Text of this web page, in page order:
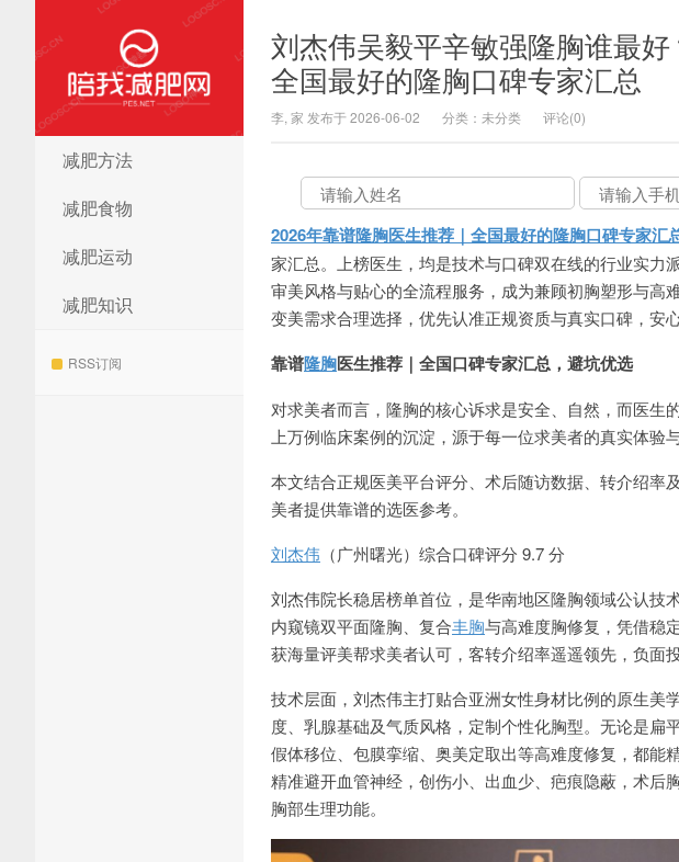
陪我减肥网
减肥方法
减肥食物
减肥运动
减肥知识
RSS订阅
刘杰伟吴毅平辛敏强隆胸谁最好
全国最好的隆胸口碑专家汇总
李, 家 发布于 2026-06-02 分类：未分类 评论(0)
2026年靠谱隆胸医生推荐｜全国最好的隆胸口碑专家汇
家汇总。上榜医生，均是技术与口碑双在线的行业实力
审美风格与贴心的全流程服务，成为兼顾初胸塑形与
变美需求合理选择，优先认准正规资质与真实口碑，安
靠谱隆胸医生推荐｜全国口碑专家汇总，避坑优选
对求美者而言，隆胸的核心诉求是安全、自然，而医
上万例临床案例的沉淀，源于每一位求美者的真实体验与
本文结合正规医美平台评分、术后随访数据、转介绍
美者提供靠谱的选医参考。
刘杰伟 （广州曙光）综合口碑评分 9.7 分
刘杰伟院长稳居榜单首位，是华南地区隆胸领域公认技
内窥镜双平面隆胸、复合丰胸与高难度胸修复，凭借稳
获海量评美帮求美者认可，客转介绍率遥遥领先，负面投
技术层面，刘杰伟主打贴合亚洲女性身材比例的原生
度、乳腺基础及气质风格，定制个性化胸型。无论是
假体移位、包膜挛缩、奥美定取出等高难度修复，都能
精准避开血管神经，创伤小、出血少、疤痕隐蔽，术
胸部生理功能。